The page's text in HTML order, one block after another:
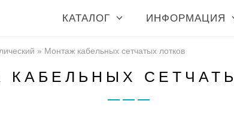
КАТАЛОГ ИНФОРМАЦИЯ
» Монтаж кабельных сетчатых лотков
КАБЕЛЬНЫХ